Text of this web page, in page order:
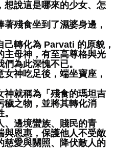
想說這是哪來的少女、怎
殘食坐到了濕婆身邊，
轉化為 Parvati 的原貌，
主母神，有至高尊格與光
為此深愧不已。
神吃足後，端坐寶座，
神就稱為「殘食的瑪坦吉
穢之物，並將其轉化消
、邊境蠻族、賤民的青
與恩惠，保護他人不受敵
慈愛與關照、降伏敵人的